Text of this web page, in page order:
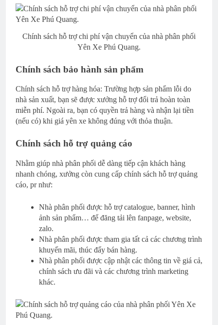
Chính sách hỗ trợ chi phí vận chuyển của nhà phân phối
Yên Xe Phú Quang.
Chính sách bảo hành sản phẩm
Chính sách hỗ trợ hàng hóa: Trường hợp sản phẩm lỗi do
nhà sản xuất, bạn sẽ được xưởng hỗ trợ đổi trả hoàn toàn
miễn phí. Ngoài ra, bạn có quyền trả hàng và nhận lại tiền
(nếu có) khi giá yên xe không đúng với thỏa thuận.
Chính sách hỗ trợ quảng cáo
Nhằm giúp nhà phân phối dễ dàng tiếp cận khách hàng
nhanh chóng, xưởng còn cung cấp chính sách hỗ trợ quảng
cáo, pr như:
Nhà phân phối được hỗ trợ catalogue, banner, hình
ảnh sản phẩm… để đăng tải lên fanpage, website,
zalo.
Nhà phân phối được tham gia tất cả các chương trình
khuyến mãi, thúc đẩy bán hàng.
Nhà phân phối được cập nhật các thông tin về giá cả,
chính sách ưu đãi và các chương trình marketing
khác.